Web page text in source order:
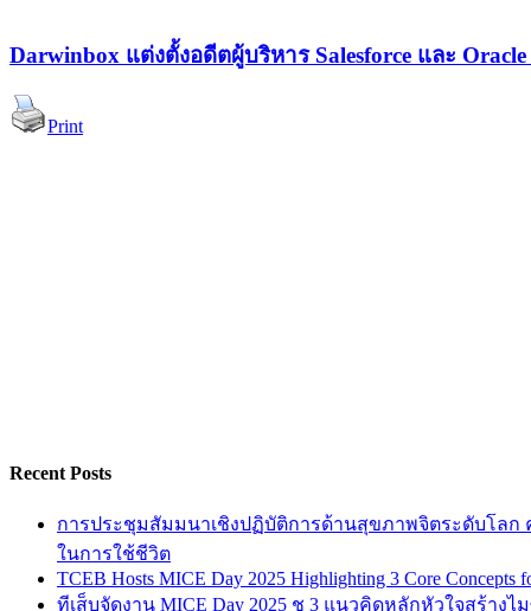
Darwinbox แต่งตั้งอดีตผู้บริหาร Salesforce และ
Print
Recent Posts
การประชุมสัมมนาเชิงปฏิบัติการด้านสุขภาพจิตระดับโลก ค
ในการใช้ชีวิต
TCEB Hosts MICE Day 2025 Highlighting 3 Core Concepts
ทีเส็บจัดงาน MICE Day 2025 ชู 3 แนวคิดหลักหัวใจสร้างไม